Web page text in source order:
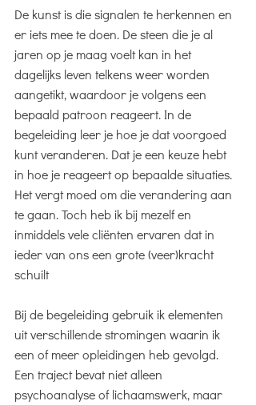
De kunst is die signalen te herkennen en
er iets mee te doen. De steen die je al
jaren op je maag voelt kan in het
dagelijks leven telkens weer worden
aangetikt, waardoor je volgens een
bepaald patroon reageert. In de
begeleiding leer je hoe je dat voorgoed
kunt veranderen. Dat je een keuze hebt
in hoe je reageert op bepaalde situaties.
Het vergt moed om die verandering aan
te gaan. Toch heb ik bij mezelf en
inmiddels vele cliënten ervaren dat in
ieder van ons een grote (veer)kracht
schuilt
Bij de begeleiding gebruik ik elementen
uit verschillende stromingen waarin ik
een of meer opleidingen heb gevolgd.
Een traject bevat niet alleen
psychoanalyse of lichaamswerk, maar